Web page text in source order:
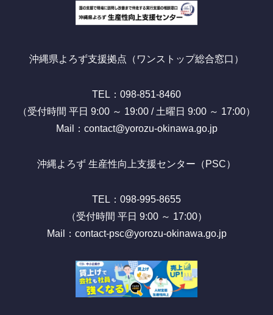
沖縄県よろず支援拠点（ワンストップ総合窓口）
TEL：098-851-8460
（受付時間 平日 9:00 ～ 19:00 / 土曜日 9:00 ～ 17:00）
Mail：contact@yorozu-okinawa.go.jp
沖縄よろず 生産性向上支援センター（PSC）
TEL：098-995-8655
（受付時間 平日 9:00 ～ 17:00）
Mail：contact-psc@yorozu-okinawa.go.jp